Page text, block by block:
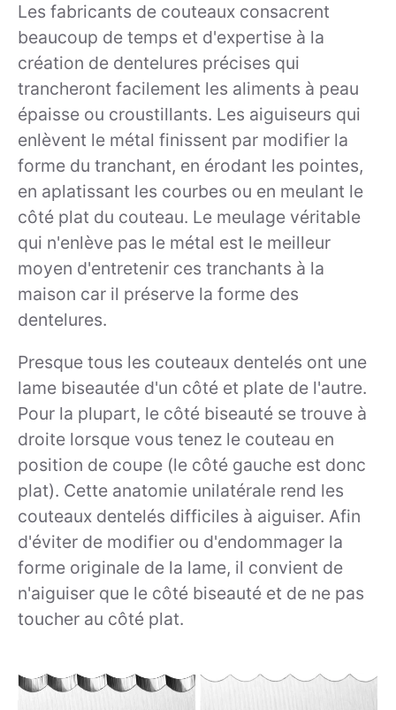
Les fabricants de couteaux consacrent
beaucoup de temps et d'expertise à la
création de dentelures précises qui
trancheront facilement les aliments à peau
épaisse ou croustillants. Les aiguiseurs qui
enlèvent le métal finissent par modifier la
forme du tranchant, en érodant les pointes,
en aplatissant les courbes ou en meulant le
côté plat du couteau. Le meulage véritable
qui n'enlève pas le métal est le meilleur
moyen d'entretenir ces tranchants à la
maison car il préserve la forme des
dentelures.
Presque tous les couteaux dentelés ont une
lame biseautée d'un côté et plate de l'autre.
Pour la plupart, le côté biseauté se trouve à
droite lorsque vous tenez le couteau en
position de coupe (le côté gauche est donc
plat). Cette anatomie unilatérale rend les
couteaux dentelés difficiles à aiguiser. Afin
d'éviter de modifier ou d'endommager la
forme originale de la lame, il convient de
n'aiguiser que le côté biseauté et de ne pas
toucher au côté plat.